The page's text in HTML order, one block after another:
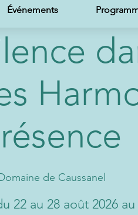
Événements
de Caussanel
22 au 28 août 2026